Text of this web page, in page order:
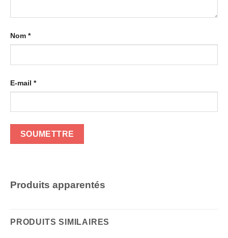
Nom *
E-mail *
Produits apparentés
PRODUITS SIMILAIRES